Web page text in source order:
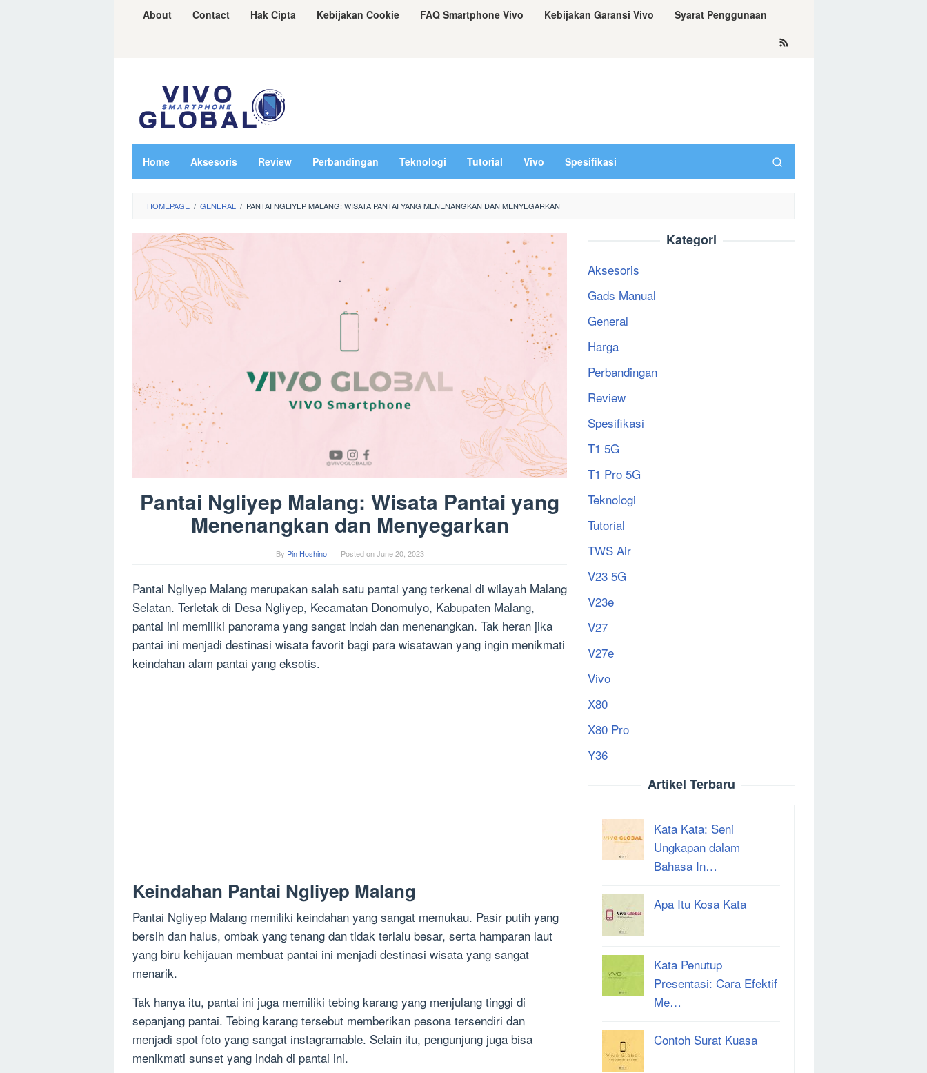
About Contact Hak Cipta Kebijakan Cookie FAQ Smartphone Vivo Kebijakan Garansi Vivo Syarat Penggunaan
Home Aksesoris Review Perbandingan Teknologi Tutorial Vivo Spesifikasi
HOMEPAGE / GENERAL / PANTAI NGLIYEP MALANG: WISATA PANTAI YANG MENENANGKAN DAN MENYEGARKAN
Pantai Ngliyep Malang: Wisata Pantai yang
Menenangkan dan Menyegarkan
By Pin Hoshino Posted onJune 20, 2023
Pantai Ngliyep Malang merupakan salah satu pantai yang terkenal di wilayah Malang
Selatan. Terletak di Desa Ngliyep, Kecamatan Donomulyo, Kabupaten Malang,
pantai ini memiliki panorama yang sangat indah dan menenangkan. Tak heran jika
pantai ini menjadi destinasi wisata favorit bagi para wisatawan yang ingin menikmati
keindahan alam pantai yang eksotis.
Keindahan Pantai Ngliyep Malang
Pantai Ngliyep Malang memiliki keindahan yang sangat memukau. Pasir putih yang
bersih dan halus, ombak yang tenang dan tidak terlalu besar, serta hamparan laut
yang biru kehijauan membuat pantai ini menjadi destinasi wisata yang sangat
menarik.
Tak hanya itu, pantai ini juga memiliki tebing karang yang menjulang tinggi di
sepanjang pantai. Tebing karang tersebut memberikan pesona tersendiri dan
menjadi spot foto yang sangat instagramable. Selain itu, pengunjung juga bisa
menikmati sunset yang indah di pantai ini.
Kategori
Aksesoris
Gads Manual
General
Harga
Perbandingan
Review
Spesifikasi
T1 5G
T1 Pro 5G
Teknologi
Tutorial
TWS Air
V23 5G
V23e
V27
V27e
Vivo
X80
X80 Pro
Y36
Artikel Terbaru
Kata Kata: Seni
Ungkapan dalam
Bahasa In…
Apa Itu Kosa Kata
Kata Penutup
Presentasi: Cara Efektif
Me…
Contoh Surat Kuasa